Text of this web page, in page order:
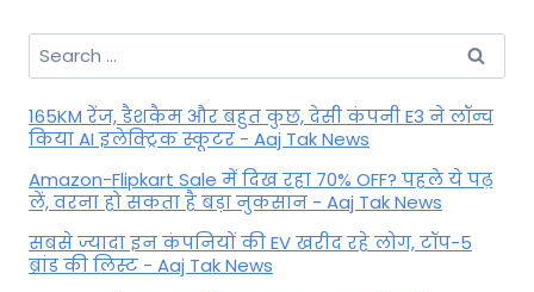
Search
for:
165KM रेंज, डैशकैम और बहुत कुछ, देसी कंपनी E3 ने लॉन्च
किया AI इलेक्ट्रिक स्कूटर - Aaj Tak News
Amazon-Flipkart Sale में दिख रहा 70% OFF? पहले ये पढ़
लें, वरना हो सकता है बड़ा नुकसान - Aaj Tak News
सबसे ज्यादा इन कंपनियों की EV खरीद रहे लोग, टॉप-5
ब्रांड की लिस्ट - Aaj Tak News